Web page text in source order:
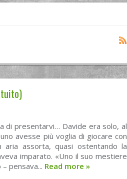
di presentarvi… Davide era solo, al
avesse più voglia di giocare con
aria assorta, quasi ostentando la
imparato. «Uno il suo mestiere
pensava... Read more »